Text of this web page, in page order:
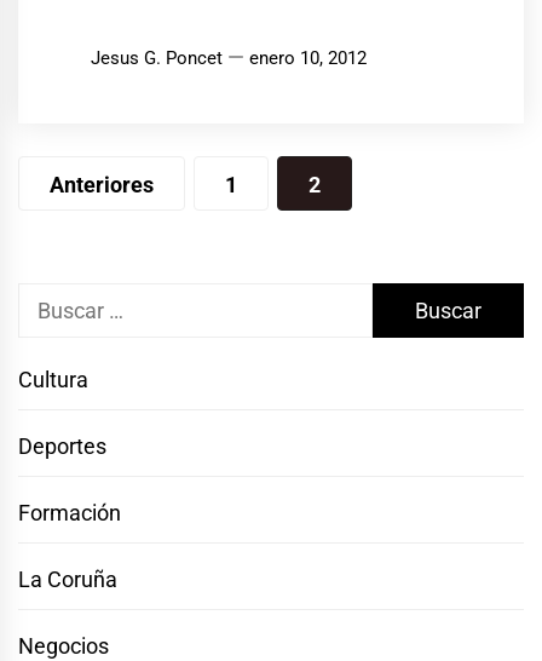
Jesus G. Poncet enero 10, 2012
Paginación
Anteriores 1 2
Buscar:
Cultura
Deportes
Formación
La Coruña
Negocios